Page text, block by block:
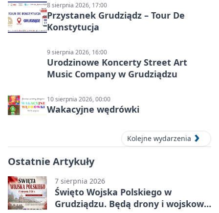
8 sierpnia 2026, 17:00
Przystanek Grudziądz – Tour De
Konstytucja
9 sierpnia 2026, 16:00
Urodzinowe Koncerty Street Art
Music Company w Grudziądzu
10 sierpnia 2026, 00:00
Wakacyjne wędrówki
Kolejne wydarzenia
Ostatnie Artykuły
7 sierpnia 2026
Święto Wojska Polskiego w
Grudziądzu. Będą drony i wojskowa